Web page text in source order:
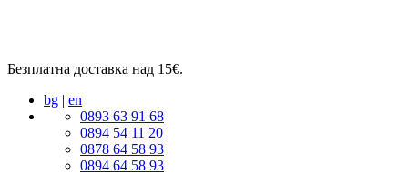
Безплатна доставка над 15€.
bg | en
0893 63 91 68
0894 54 11 20
0878 64 58 93
0894 64 58 93